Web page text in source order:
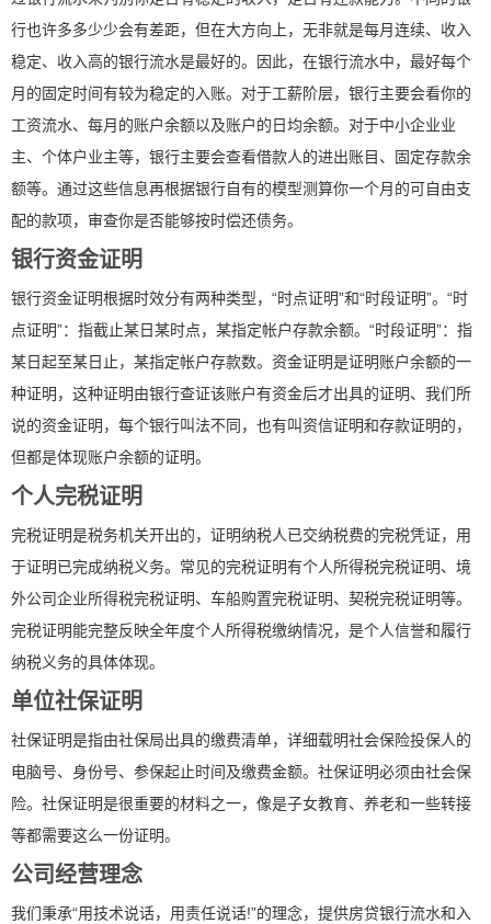
行也许多多少少会有差距，但在大方向上，无非就是每月连续、收入
稳定、收入高的银行流水是最好的。因此，在银行流水中，最好每个
月的固定时间有较为稳定的入账。对于工薪阶层，银行主要会看你的
工资流水、每月的账户余额以及账户的日均余额。对于中小企业业
主、个体户业主等，银行主要会查看借款人的进出账目、固定存款余
额等。通过这些信息再根据银行自有的模型测算你一个月的可自由支
配的款项，审查你是否能够按时偿还债务。
银行资金证明
银行资金证明根据时效分有两种类型，“时点证明”和“时段证明”。“时
点证明”：指截止某日某时点，某指定帐户存款余额。“时段证明”：指
某日起至某日止，某指定帐户存款数。资金证明是证明账户余额的一
种证明，这种证明由银行查证该账户有资金后才出具的证明、我们所
说的资金证明，每个银行叫法不同，也有叫资信证明和存款证明的，
但都是体现账户余额的证明。
个人完税证明
完税证明是税务机关开出的，证明纳税人已交纳税费的完税凭证，用
于证明已完成纳税义务。常见的完税证明有个人所得税完税证明、境
外公司企业所得税完税证明、车船购置完税证明、契税完税证明等。
完税证明能完整反映全年度个人所得税缴纳情况，是个人信誉和履行
纳税义务的具体体现。
单位社保证明
社保证明是指由社保局出具的缴费清单，详细载明社会保险投保人的
电脑号、身份号、参保起止时间及缴费金额。社保证明必须由社会保
险。社保证明是很重要的材料之一，像是子女教育、养老和一些转接
等都需要这么一份证明。
公司经营理念
我们秉承“用技术说话，用责任说话!”的理念，提供房贷银行流水和入